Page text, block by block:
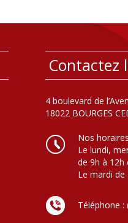
Contactez
4 boulevard de
18022 BOURGES
Nos
Le lundi,
de 9h à 12h
Le mardi de
Téléphone :